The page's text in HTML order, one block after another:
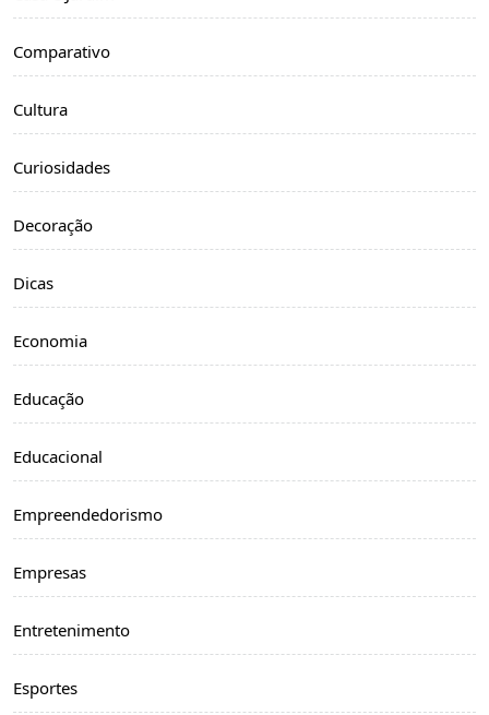
Comparativo
Cultura
Curiosidades
Decoração
Dicas
Economia
Educação
Educacional
Empreendedorismo
Empresas
Entretenimento
Esportes